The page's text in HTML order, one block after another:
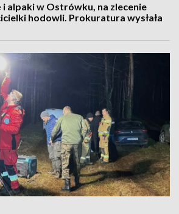
i alpaki w Ostrówku, na zlecenie
hodowli. Prokuratura wysłała